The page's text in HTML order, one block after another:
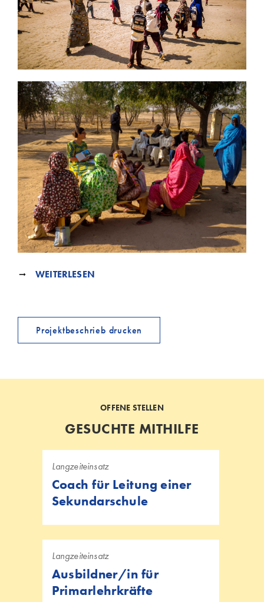
WEITERLESEN
Projektbeschrieb drucken
OFFENE STELLEN
GESUCHTE MITHILFE
Langzeiteinsatz
Coach für Leitung einer
Sekundarschule
Langzeiteinsatz
Ausbildner/in für
Primarlehrkräfte